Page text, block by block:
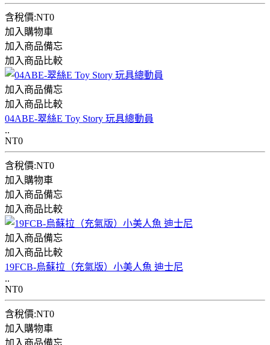
含稅價:NT0
加入購物車
加入商品備忘
加入商品比較
加入商品備忘
加入商品比較
04ABE-翠絲E Toy Story 玩具總動員
..
NT0
含稅價:NT0
加入購物車
加入商品備忘
加入商品比較
加入商品備忘
加入商品比較
19FCB-烏蘇拉（充氣版）小美人魚 迪士尼
..
NT0
含稅價:NT0
加入購物車
加入商品備忘